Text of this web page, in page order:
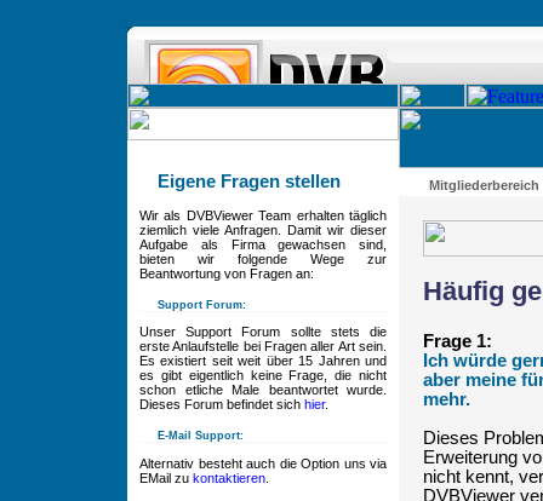
Eigene Fragen stellen Mitgliederbereich
Wir als DVBViewer Team erhalten täglich
ziemlich viele Anfragen. Damit wir dieser
Aufgabe als Firma gewachsen sind,
bieten wir folgende Wege zur
Beantwortung von Fragen an:
Support Forum:
Unser Support Forum sollte stets die
erste Anlaufstelle bei Fragen aller Art sein.
Es existiert seit weit über 15 Jahren und
es gibt eigentlich keine Frage, die nicht
schon etliche Male beantwortet wurde.
Dieses Forum befindet sich hier.
E-Mail Support:
Alternativ besteht auch die Option uns via
EMail zu kontaktieren
Häufig
Frage 1:
Ich würde
aber meine
mehr.
Dieses
Erweiterung
nicht kennt,
DVBViewer